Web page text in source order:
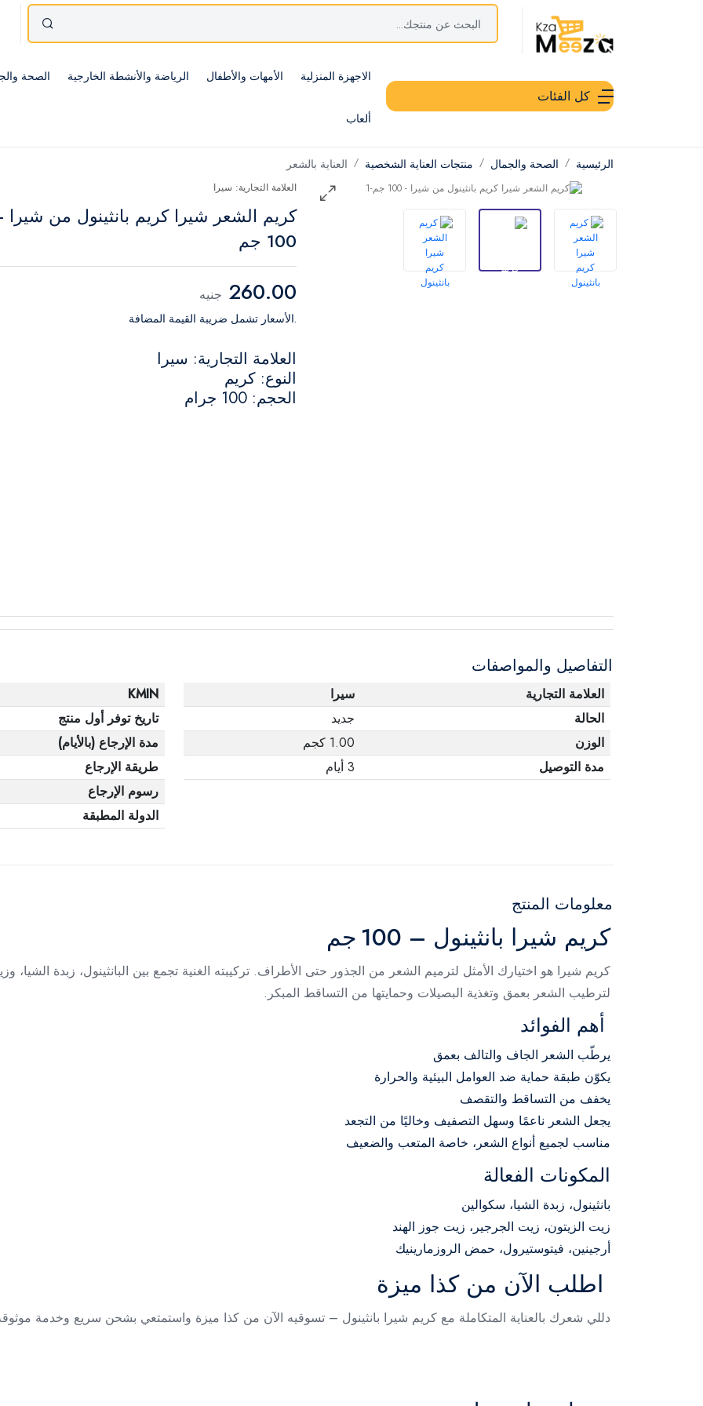
كل الفئات
الاجهزة المنزلية الأمهات والأطفال الرياضة والأنشطة الخارجية الصحة
ألعاب
الرئيسية الصحة والجمال منتجات العناية الشخصية العناية بالشعر
العلامة التجارية: سيرا
كريم الشعر شيرا كريم بانثينول من شيرا
100 جم
260.00 جنيه
.الأسعار تشمل ضريبة القيمة المضافة
العلامة التجارية: سيرا
النوع: كريم
الحجم: 100 جرام
التفاصيل والمواصفات
العلامة التجارية
سيرا
الحالة
جديد
الوزن
1.00 كجم
مدة التوصيل
3 أيام
KMIN
تاريخ توفر أول منتج
مدة الإرجاع (بالأيام)
طريقة الإرجاع
رسوم الإرجاع
الدولة المطبقة
معلومات المنتج
كريم شيرا بانثينول – 100 جم
كريم شيرا هو اختيارك الأمثل لترميم الشعر من الجذور حتى الأطراف. تركيبته الغنية تجمع بين البانثينول، زبدة الشيا،
لترطيب الشعر بعمق وتغذية البصيلات وحمايتها من التساقط المبكر.
أهم الفوائد
يرطّب الشعر الجاف والتالف بعمق
يكوّن طبقة حماية ضد العوامل البيئية والحرارة
يخفف من التساقط والتقصف
يجعل الشعر ناعمًا وسهل التصفيف وخاليًا من التجعد
مناسب لجميع أنواع الشعر، خاصة المتعب والضعيف
المكونات الفعالة
بانثينول، زبدة الشيا، سكوالين
زيت الزيتون، زيت الجرجير، زيت جوز الهند
أرجينين، فيتوستيرول، حمض الروزمارينيك
اطلب الآن من كذا ميزة
دللي شعرك بالعناية المتكاملة مع كريم شيرا بانثينول – تسوقيه الآن من كذا ميزة واستمتعي بشحن سريع وخدمة